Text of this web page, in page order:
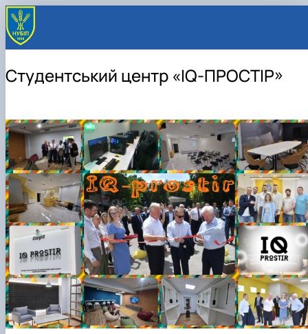
Студентський центр «IQ-ПРОСТІР»